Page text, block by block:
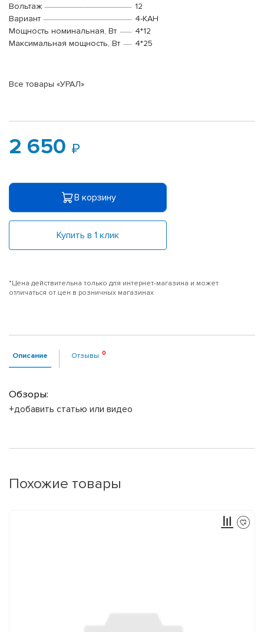
Вольтаж
12
Вариант
4-КАН
Мощность номинальная, Вт
4*12
Максимальная мощность, Вт
4*25
Все товары «УРАЛ»
2 650
В корзину
Купить в 1 клик
*Цена действительна только для интернет-магазина и может
отличаться от цен в розничных магазинах
Описание Отзывы
Обзоры:
+добавить статью или видео
Похожие товары